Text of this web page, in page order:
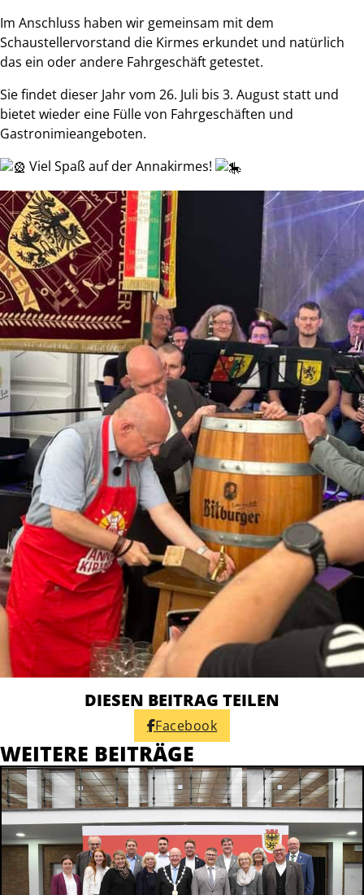
Im Anschluss haben wir gemeinsam mit dem
Schaustellervorstand die Kirmes erkundet und natürlich
das ein oder andere Fahrgeschäft getestet.
Sie findet dieser Jahr vom 26. Juli bis 3. August statt und
bietet wieder eine Fülle von Fahrgeschäften und
Gastronimieangeboten.
Viel Spaß auf der Annakirmes!
DIESEN BEITRAG TEILEN
Facebook
WEITERE BEITRÄGE